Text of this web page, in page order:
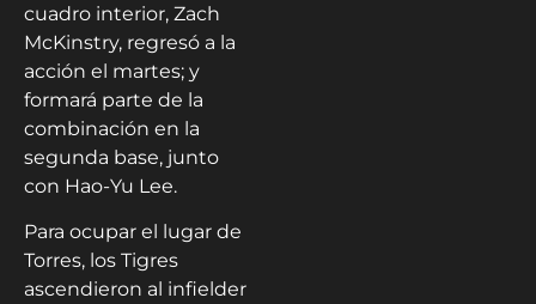
cuadro interior, Zach
McKinstry, regresó a la
acción el martes; y
formará parte de la
combinación en la
segunda base, junto
con Hao-Yu Lee.
Para ocupar el lugar de
Torres, los Tigres
ascendieron al infielder